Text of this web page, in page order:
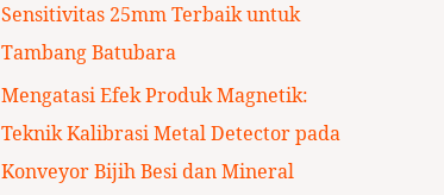
Sensitivitas 25mm Terbaik untuk
Tambang Batubara
Mengatasi Efek Produk Magnetik:
Teknik Kalibrasi Metal Detector pada
Konveyor Bijih Besi dan Mineral